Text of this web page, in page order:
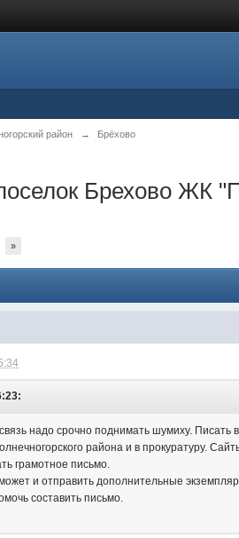
район → Брёхово
Брехово ЖК
»
надо срочно поднимать шумиху.
района и в прокуратуру.
грамотное письмо.
и отправить дополнительные
составить письмо.